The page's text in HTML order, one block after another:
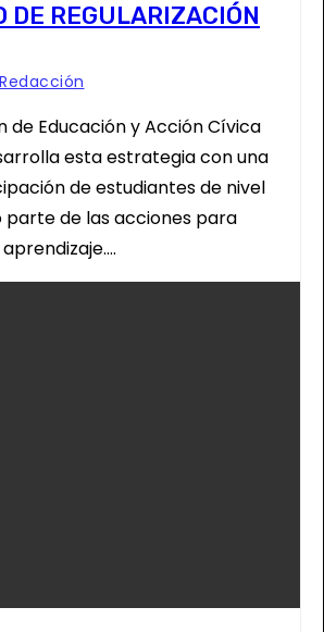
DE REGULARIZACIÓN
Redacción
de Educación y Acción Cívica
esta estrategia con una
de estudiantes de nivel
parte de las acciones para